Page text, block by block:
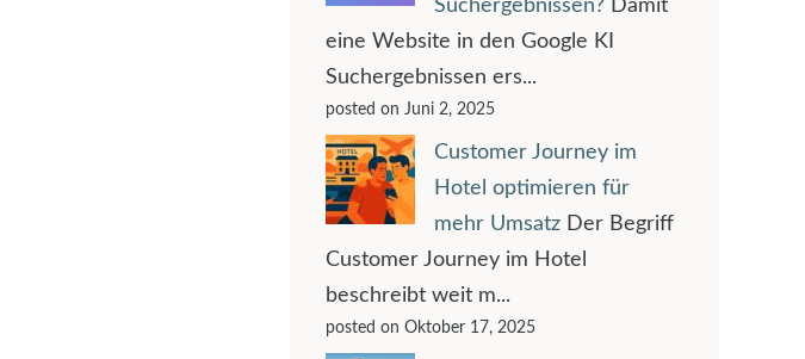
Suchergebnissen? Damit
eine Website in den Google KI
Suchergebnissen ers...
posted on Juni 2, 2025
Customer Journey im
Hotel optimieren für
mehr Umsatz Der Begriff
Customer Journey im Hotel
beschreibt weit m...
posted on Oktober 17, 2025